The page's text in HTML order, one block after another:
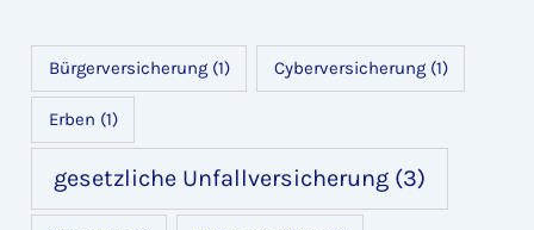
Bürgerversicherung(1) Cyberversicherung(1)
Erben (1)
gesetzliche Unfallversicherung (3)